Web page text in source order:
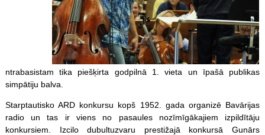
ntrabasistam tika piešķirta godpilnā 1. vieta un īpašā publikas
simpātiju balva.
Starptautisko ARD konkursu kopš 1952. gada organizē Bavārijas
radio un tas ir viens no pasaules nozīmīgākajiem izpildītāju
konkursiem. Izcilo dubultuzvaru prestižajā konkursā Gunārs